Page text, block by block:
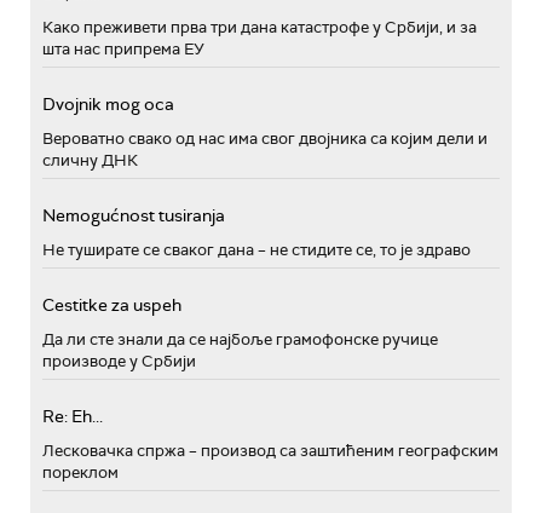
Како преживети прва три дана катастрофе у Србији, и за
шта нас припрема ЕУ
Dvojnik mog oca
Вероватно свако од нас има свог двојника са којим дели и
сличну ДНК
Nemogućnost tusiranja
Не туширате се сваког дана – не стидите се, то је здраво
Cestitke za uspeh
Да ли сте знали да се најбоље грамофонске ручице
производе у Србији
Re: Eh...
Лесковачка спржа – производ са заштићеним географским
пореклом